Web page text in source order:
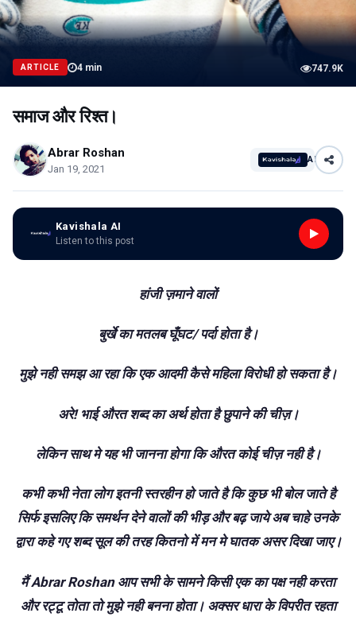
ARTICLE 4 min 747.9K
समाज और रिश्त।
Abrar Roshan
Jan 19, 2021
AI
Kavishala AI
Listen to this post
हांजी ज़माने वालों
बुर्खे का मतलब घूँघट/ पर्दा होता है।
मुझे नही समझ आ रहा कि एक आदमी कैसे महिला विरोधी हो सकता है।
अरे! भाई औरत शब्द का अर्थ होता है छुपाने की चीज़।
लेकिन साथ मे यह भी जानना होगा कि औरत कोई चीज़ नही है।
कभी कभी नेता लोग इतनी स्तरहीन हो जाते है कि कुछ भी बोल जाते है
सिर्फ इसलिए कि समर्थन देने वालों की भीड़ और बढ़ जाये अब चाहे उनके
द्वारा कहे गए शब्द सूल की तरह कितनो में मन मे घातक असर दिखा जाए।
मैं Abrar Roshan आप सभी के सामने किसी एक का पक्ष नही करता
और रट्टू तोता तो मुझे नही बनना होता। अक्सर धारा के विपरीत रहता